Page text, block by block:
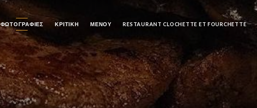
ΦΩΤΟΓΡΑΦΊΕΣ ΚΡΙΤΙΚΉ ΜΕΝΟΎ RESTAURANT CLOCHETTE ET FOURCHETTE